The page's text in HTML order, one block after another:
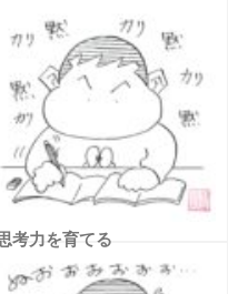
考力を育てる